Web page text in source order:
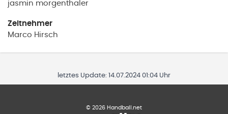
jasmin morgenthaler
Zeitnehmer
Marco Hirsch
letztes Update: 14.07.2024 01:04 Uhr
© 2026 Handball.net